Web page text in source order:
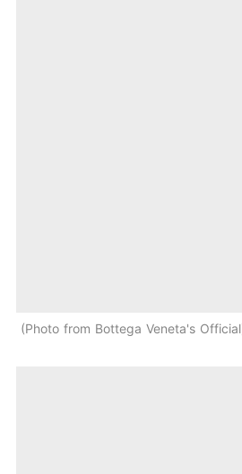
Photo from Bottega Veneta's Official